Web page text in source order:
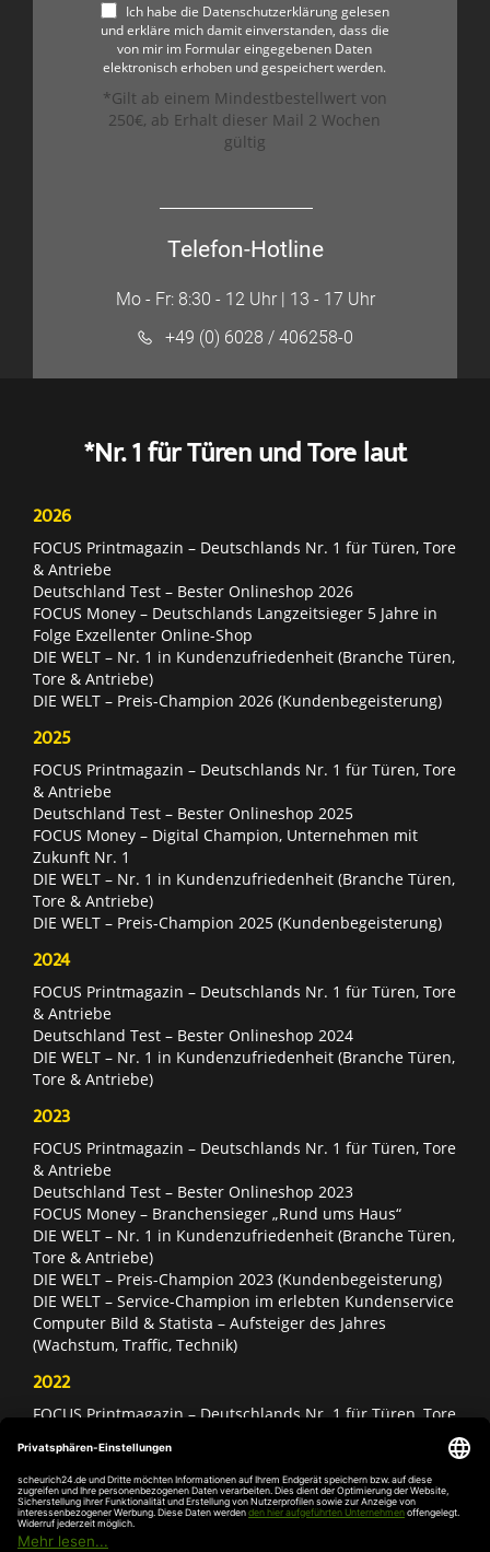
Ich habe die Datenschutzerklärung gelesen
und erkläre mich damit einverstanden, dass die
von mir im Formular eingegebenen Daten
elektronisch erhoben und gespeichert werden.
*Gilt ab einem Mindestbestellwert von
250€, ab Erhalt dieser Mail 2 Wochen
gültig
Telefon-Hotline
Mo - Fr: 8:30 - 12 Uhr | 13 - 17 Uhr
+49 (0) 6028 / 406258-0
*Nr. 1 für Türen und Tore laut
2026
FOCUS Printmagazin – Deutschlands Nr. 1 für Türen, Tore
& Antriebe
Deutschland Test – Bester Onlineshop 2026
FOCUS Money – Deutschlands Langzeitsieger 5 Jahre in
Folge Exzellenter Online-Shop
DIE WELT – Nr. 1 in Kundenzufriedenheit (Branche Türen,
Tore & Antriebe)
DIE WELT – Preis-Champion 2026 (Kundenbegeisterung)
2025
FOCUS Printmagazin – Deutschlands Nr. 1 für Türen, Tore
& Antriebe
Deutschland Test – Bester Onlineshop 2025
FOCUS Money – Digital Champion, Unternehmen mit
Zukunft Nr. 1
DIE WELT – Nr. 1 in Kundenzufriedenheit (Branche Türen,
Tore & Antriebe)
DIE WELT – Preis-Champion 2025 (Kundenbegeisterung)
2024
FOCUS Printmagazin – Deutschlands Nr. 1 für Türen, Tore
& Antriebe
Deutschland Test – Bester Onlineshop 2024
DIE WELT – Nr. 1 in Kundenzufriedenheit (Branche Türen,
Tore & Antriebe)
2023
FOCUS Printmagazin – Deutschlands Nr. 1 für Türen, Tore
& Antriebe
Deutschland Test – Bester Onlineshop 2023
FOCUS Money – Branchensieger „Rund ums Haus“
DIE WELT – Nr. 1 in Kundenzufriedenheit (Branche Türen,
Tore & Antriebe)
DIE WELT – Preis-Champion 2023 (Kundenbegeisterung)
DIE WELT – Service-Champion im erlebten Kundenservice
Computer Bild & Statista – Aufsteiger des Jahres
(Wachstum, Traffic, Technik)
2022
FOCUS Printmagazin – Deutschlands Nr. 1 für Türen, Tore
Deutschland Test – Bester Onlineshop 2022
FOCUS Money – Branchensieger „Rund ums Haus“
DIE WELT – Service-Champion im erlebten Kundenservice
DIE WELT – Branchengewinner Gold-Rang (Türen, Tore &
Antriebe)